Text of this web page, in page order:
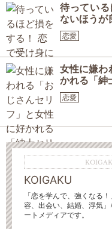
待ってい
ないほうが
恋愛
女性に嫌わ
かれる「紳
恋愛
KOIGAKU
「恋を学んで、強くなる
容、出会い、結婚、浮気
ートメディアです。